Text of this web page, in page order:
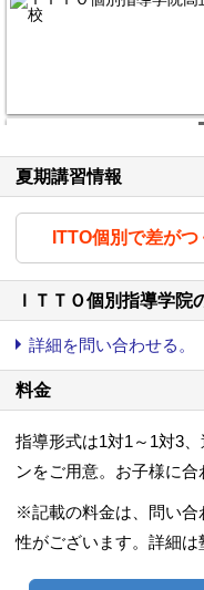
夏期講習情報
ITTO個別で差が
ＩＴＴＯ個別指導学院
詳細を問い合わせる。
料金
指導形式は1対1～1対3
ンをご用意。お子様に合
※記載の料金は、問い合
性がございます。詳細は